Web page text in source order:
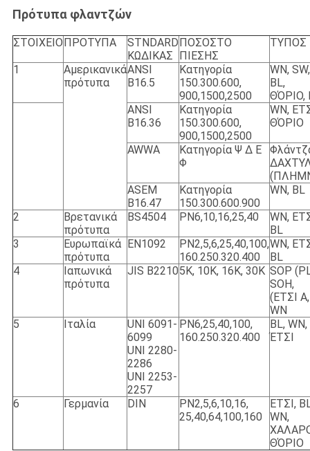
Πρότυπα φλαντζών
ΣΤΟΙΧΕΙΟ ΠΡΟΤΥΠΑ
STNDARD
ΚΩΔΙΚΑΣ
ΠΟΣΟΣΤΟ
ΠΙΕΣΗΣ
ΤΥΠΟΣ
1
Αμερικανικά
πρότυπα
ANSI
B16.5
Κατηγορία
150.300.600,
900,1500,2500
WN,
BL,
ΘΌΡΙΟ,
ANSI
B16.36
Κατηγορία
150.300.600,
900,1500,2500
WN,
ΘΌΡΙΟ
AWWA
Κατηγορία Ψ Δ Ε
Φ
ASEM
B16.47
Κατηγορία
150.300.600.900
WN, BL
2
Βρετανικά
πρότυπα
BS4504 PN6,10,16,25,40
WN,
BL
3
Ευρωπαϊκά
πρότυπα
EN1092
PN2,5,6,25,40,100,
160.250.320.400
WN,
BL
4
Ιαπωνικά
πρότυπα
JIS B22105K, 10K, 16K, 30K SOP
SOH,
(ΕΤΣΙ
WN
5
Ιταλία
UNI 6091-
6099
UNI 2280-
2286
UNI 2253-
2257
PN6,25,40,100,
160.250.320.400
BL,
ΈΤΣΙ
6 Γερμανία DIN
PN2,5,6,10,16,
25,40,64,100,160
ΕΤΣΙ,
WN,
ΘΌΡΙΟ